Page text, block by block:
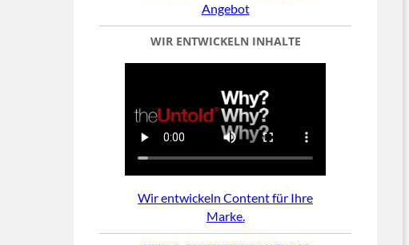
Angebot
WIR ENTWICKELN INHALTE
Wir entwickeln Content für Ihre
Marke.